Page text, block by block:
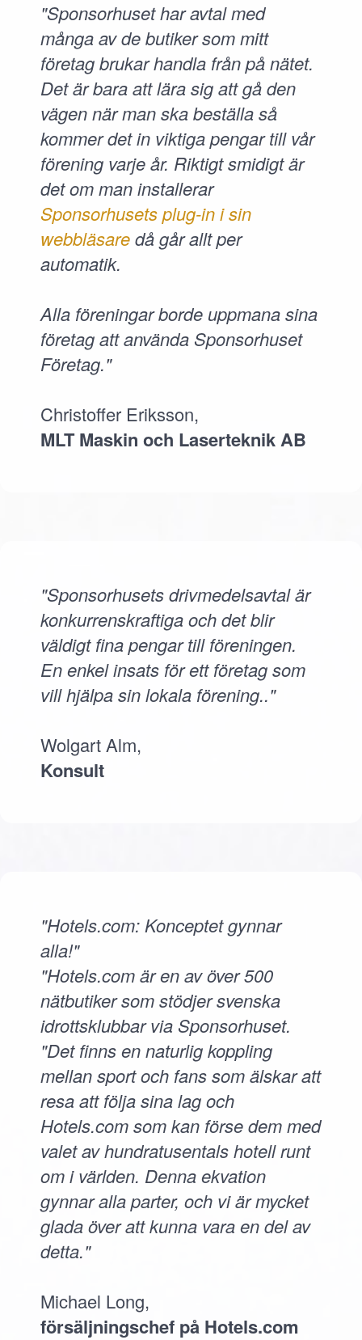
"Sponsorhuset har avtal med
många av de butiker som mitt
företag brukar handla från på nätet.
Det är bara att lära sig att gå den
vägen när man ska beställa så
kommer det in viktiga pengar till vår
förening varje år. Riktigt smidigt är
det om man installerar
Sponsorhusets plug-in i sin
webbläsaredå går allt per
automatik.
Alla föreningar borde uppmana sina
företag att använda Sponsorhuset
Företag."
Christoffer Eriksson,
MLT Maskin och Laserteknik AB
"Sponsorhusets drivmedelsavtal är
konkurrenskraftiga och det blir
väldigt fina pengar till föreningen.
En enkel insats för ett företag som
vill hjälpa sin lokala förening.."
Wolgart Alm,
Konsult
"Hotels.com: Konceptet gynnar
alla!"
"Hotels.com är en av över 500
nätbutiker som stödjer svenska
idrottsklubbar via Sponsorhuset.
"Det finns en naturlig koppling
mellan sport och fans som älskar att
resa att följa sina lag och
Hotels.com som kan förse dem med
valet av hundratusentals hotell runt
om i världen. Denna ekvation
gynnar alla parter, och vi är mycket
glada över att kunna vara en del av
detta."
Michael Long,
försäljningschef på Hotels.com